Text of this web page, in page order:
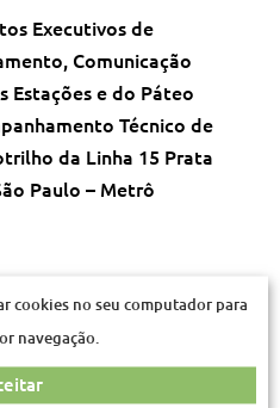
Executivos de
Comunicação
Estações e do Páteo
Técnico de
da Linha 15 Prata
Paulo – Metrô
cookies no seu computador para
navegação.